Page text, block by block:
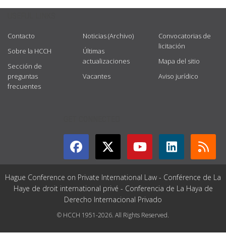
Contacto
Sobre la HCCH
Sección de
preguntas
frecuentes
Noticias (Archivo)
Últimas
actualizaciones
Vacantes
Convocatorias de
licitación
Mapa del sitio
Aviso jurídico
Hague Conference on Private International Law - Conférence de La
Haye de droit international privé - Conferencia de La Haya de
Derecho Internacional Privado
© HCCH 1951-2026. All Rights Reserved.